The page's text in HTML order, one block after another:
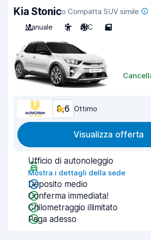
Kia Stonico Compatta SUV simile
Manuale
5 A/C 5
8,6 Ottimo
Visualizza offerta
Ufficio di autonoleggio
Mostra i dettagli della sede
Deposito medio
Conferma immediata!
Chilometraggio illimitato
Paga adesso